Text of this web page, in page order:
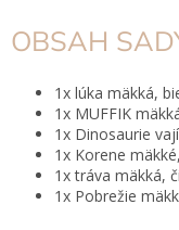
OBSAH
1x lúka mäkká,
1x MUFFIK
1x Dinosaurie
1x Korene
1x tráva mäkká,
1x Pobrežie